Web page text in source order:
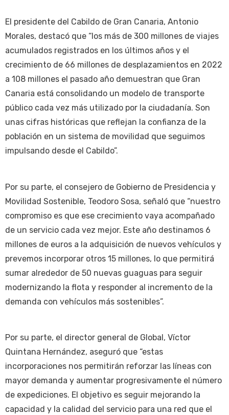
El presidente del Cabildo de Gran Canaria, Antonio
Morales, destacó que “los más de 300 millones de viajes
acumulados registrados en los últimos años y el
crecimiento de 66 millones de desplazamientos en 2022
a 108 millones el pasado año demuestran que Gran
Canaria está consolidando un modelo de transporte
público cada vez más utilizado por la ciudadanía. Son
unas cifras históricas que reflejan la confianza de la
población en un sistema de movilidad que seguimos
impulsando desde el Cabildo”.
Por su parte, el consejero de Gobierno de Presidencia y
Movilidad Sostenible, Teodoro Sosa, señaló que “nuestro
compromiso es que ese crecimiento vaya acompañado
de un servicio cada vez mejor. Este año destinamos 6
millones de euros a la adquisición de nuevos vehículos y
prevemos incorporar otros 15 millones, lo que permitirá
sumar alrededor de 50 nuevas guaguas para seguir
modernizando la flota y responder al incremento de la
demanda con vehículos más sostenibles”.
Por su parte, el director general de Global, Víctor
Quintana Hernández, aseguró que “estas
incorporaciones nos permitirán reforzar las líneas con
mayor demanda y aumentar progresivamente el número
de expediciones. El objetivo es seguir mejorando la
capacidad y la calidad del servicio para una red que el